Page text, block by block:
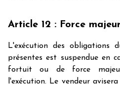
Article 12 : Force
L'exécution des obligations
présentes est suspendue en
fortuit ou de force
l'exécution. Le vendeur